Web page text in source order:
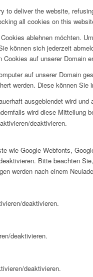
to deliver the website,
all cookies on this
ablehnen möchten.
können sich jederzeit
auf unserer Domain
auf unserer Domain
werden. Diese können
ausgeblendet wird
wird diese Mitteilung
deaktivieren.
wie Google Webfonts,
Bitte beachten
werden nach einem
deaktivieren.
deaktivieren.
deaktivieren.